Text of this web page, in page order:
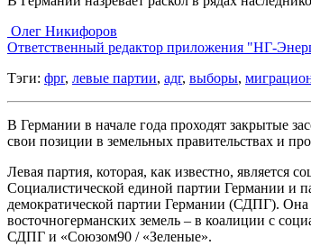
Олег Никифоров
Ответственный редактор приложения "НГ-
Тэги: фрг, левые партии, адг, выборы,
В Германии в начале года проходят закрытые
свои позиции в земельных правительствах и
Левая партия, которая, как известно, является
Социалистической единой партии Германии и
демократической партии Германии (СДПГ). Она
восточногерманских земель – в коалиции с
СДПГ и «Союзом90 / «Зеленые».